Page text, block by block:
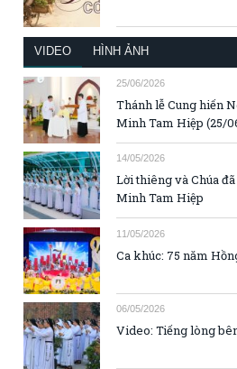
VIDEO HÌNH ẢNH
25/06/2026
Thánh lễ Cung hiến
Minh Tam Hiệp (25/
14/05/2026
Lời thiêng và Chúa
Minh Tam Hiệp
11/05/2026
Ca khúc: 75 năm
06/05/2026
Video: Tiếng lòng